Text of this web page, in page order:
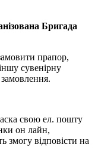
Бригада
прапор,
сувенірну
свою ел. пошту
он лайн,
змогу відповісти на